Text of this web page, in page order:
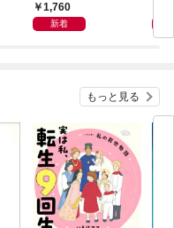
1,760
新着
もっと見る